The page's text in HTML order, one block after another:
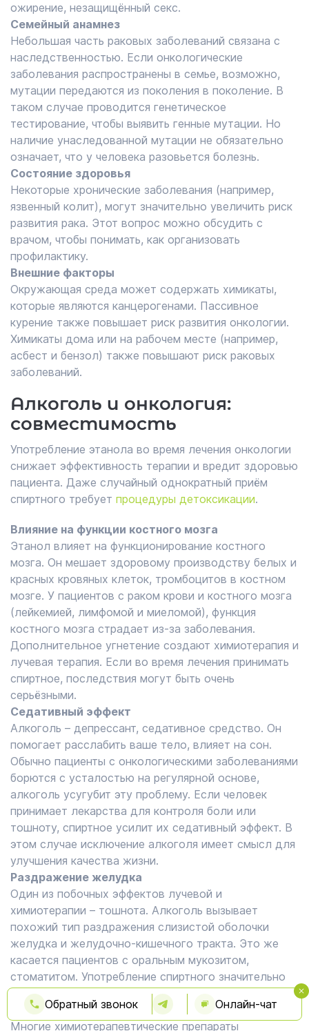
Обратный звонок Онлайн-чат
ожирение, незащищённый секс.
Семейный анамнез
Небольшая часть раковых заболеваний связана с ​​
наследственностью. Если онкологические
заболевания распространены в семье, возможно,
мутации передаются из поколения в поколение. В
таком случае проводится генетическое
тестирование, чтобы выявить генные мутации. Но
наличие унаследованной мутации не обязательно
означает, что у человека разовьется болезнь.
Состояние здоровья
Некоторые хронические заболевания (например,
язвенный колит), могут значительно увеличить риск
развития рака. Этот вопрос можно обсудить с
врачом, чтобы понимать, как организовать
профилактику.
Внешние факторы
Окружающая среда может содержать химикаты,
которые являются канцерогенами. Пассивное
курение также повышает риск развития онкологии.
Химикаты дома или на рабочем месте (например,
асбест и бензол) также повышают риск раковых
заболеваний.
Алкоголь и онкология:
совместимость
Употребление этанола во время лечения онкологии
снижает эффективность терапии и вредит здоровью
пациента. Даже случайный однократный приём
спиртного требует процедуры детоксикации.
Влияние на функции костного мозга
Этанол влияет на функционирование костного
мозга. Он мешает здоровому производству белых и
красных кровяных клеток, тромбоцитов в костном
мозге. У пациентов с раком крови и костного мозга
(лейкемией, лимфомой и миеломой), функция
костного мозга страдает из-за заболевания.
Дополнительное угнетение создают химиотерапия и
лучевая терапия. Если во время лечения принимать
спиртное, последствия могут быть очень
серьёзными.
Седативный эффект
Алкоголь – депрессант, седативное средство. Он
помогает расслабить ваше тело, влияет на сон.
Обычно пациенты с онкологическими заболеваниями
борются с усталостью на регулярной основе,
алкоголь усугубит эту проблему. Если человек
принимает лекарства для контроля боли или
тошноту, спиртное усилит их седативный эффект. В
этом случае исключение алкоголя имеет смысл для
улучшения качества жизни.
Раздражение желудка
Один из побочных эффектов лучевой и
химиотерапии – тошнота. Алкоголь вызывает
похожий тип раздражения слизистой оболочки
желудка и желудочно-кишечного тракта. Это же
касается пациентов с оральным мукозитом,
стоматитом. Употребление спиртного значительно
ухудшает эти побочные эффекты лечения.
Нагрузка на печень
Многие химиотерапевтические препараты